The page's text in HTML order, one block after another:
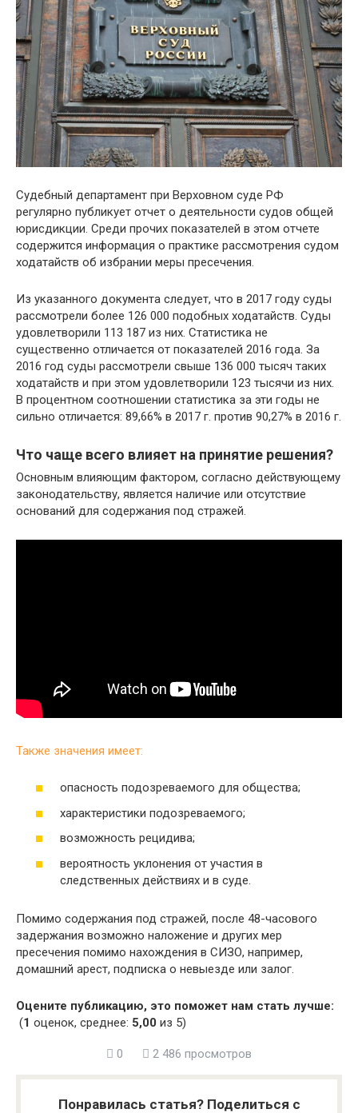
Судебный департамент при Верховном суде РФ
регулярно публикует отчет о деятельности судов общей
юрисдикции. Среди прочих показателей в этом отчете
содержится информация о практике рассмотрения судом
ходатайств об избрании меры пресечения.
Из указанного документа следует, что в 2017 году суды
рассмотрели более 126 000 подобных ходатайств. Суды
удовлетворили 113 187 из них. Статистика не
существенно отличается от показателей 2016 года. За
2016 год суды рассмотрели свыше 136 000 тысяч таких
ходатайств и при этом удовлетворили 123 тысячи из них.
В процентном соотношении статистика за эти годы не
сильно отличается: 89,66% в 2017 г. против 90,27% в 2016 г.
Что чаще всего влияет на принятие решения?
Основным влияющим фактором, согласно действующему
законодательству, является наличие или отсутствие
оснований для содержания под стражей.
Также значения имеет:
опасность подозреваемого для общества;
характеристики подозреваемого;
возможность рецидива;
вероятность уклонения от участия в
следственных действиях и в суде.
Помимо содержания под стражей, после 48-часового
задержания возможно наложение и других мер
пресечения помимо нахождения в СИЗО, например,
домашний арест, подписка о невыезде или залог.
Оцените публикацию, это поможет нам стать лучше:
(1 оценок, среднее: 5,00 из 5)
0 2 486 просмотров
Понравилась статья? Поделиться с